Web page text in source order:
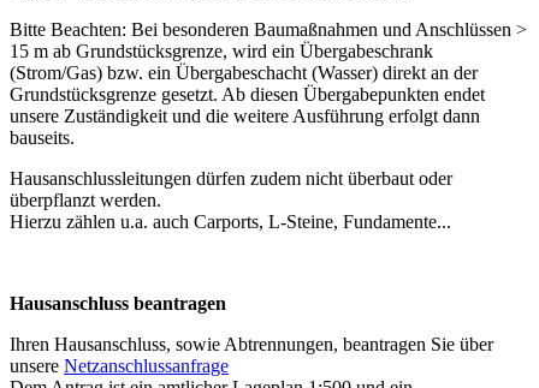
Bitte Beachten: Bei besonderen Baumaßnahmen und Anschlüssen >
15 m ab Grundstücksgrenze, wird ein Übergabeschrank
(Strom/Gas) bzw. ein Übergabeschacht (Wasser) direkt an der
Grundstücksgrenze gesetzt. Ab diesen Übergabepunkten endet
unsere Zuständigkeit und die weitere Ausführung erfolgt dann
bauseits.
Hausanschlussleitungen dürfen zudem nicht überbaut oder
überpflanzt werden.
Hierzu zählen u.a. auch Carports, L-Steine, Fundamente...
Hausanschluss beantragen
Ihren Hausanschluss, sowie Abtrennungen, beantragen Sie über
unsere Netzanschlussanfrage